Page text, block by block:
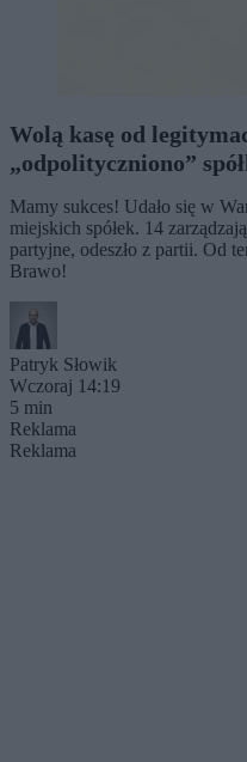
Wolą kasę od
„odpolityczniono”
Mamy sukces! Udało się w
miejskich spółek. 14
partyjne, odeszło z partii. Od
Brawo!
Patryk Słowik
Wczoraj 14:19
5 min
Reklama
Reklama